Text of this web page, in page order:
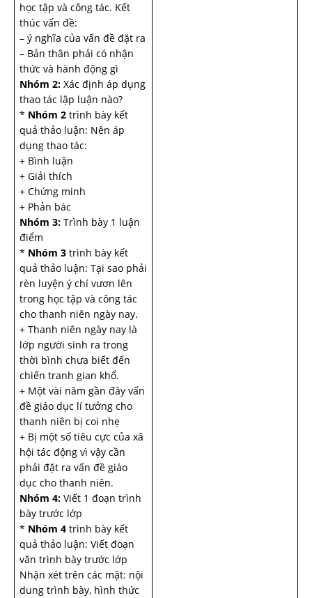
học tập và công tác. Kết
thúc vấn đề:
– ý nghĩa của vấn đề đặt ra
– Bản thân phải có nhận
thức và hành động gì
Nhóm 2: Xác định áp dụng
thao tác lập luận nào?
* Nhóm 2 trình bày kết
quả thảo luận: Nên áp
dụng thao tác:
+ Bình luận
+ Giải thích
+ Chứng minh
+ Phản bác
Nhóm 3: Trình bày 1 luận
điểm
* Nhóm 3 trình bày kết
quả thảo luận: Tại sao phải
rèn luyện ý chí vươn lên
trong học tập và công tác
cho thanh niên ngày nay.
+ Thanh niên ngày nay là
lớp người sinh ra trong
thời bình chưa biết đến
chiến tranh gian khổ.
+ Một vài năm gần đây vấn
đề giáo dục lí tưởng cho
thanh niên bị coi nhẹ
+ Bị một số tiêu cực của xã
hội tác động vì vậy cần
phải đặt ra vấn đề giáo
dục cho thanh niên.
Nhóm 4: Viết 1 đoạn trình
bày trước lớp
* Nhóm 4 trình bày kết
quả thảo luận: Viết đoạn
văn trình bày trước lớp
Nhận xét trên các mặt: nội
dung trình bày, hình thức